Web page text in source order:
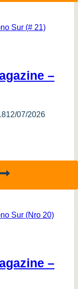
–
12/07/2026
–